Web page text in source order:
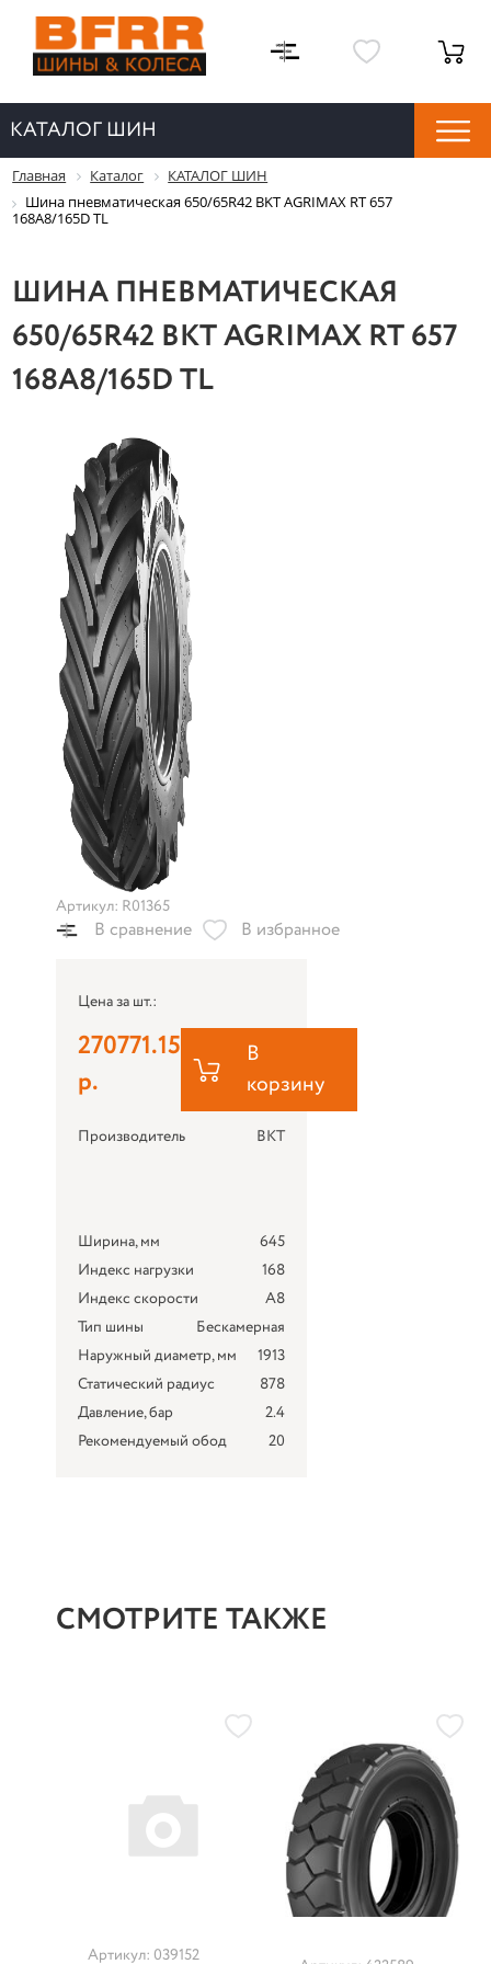
КАТАЛОГ ШИН
Главная Каталог
КАТАЛОГ ШИН
Шина пневматическая 650/65R42 BKT AGRIMAX RT 657
168A8/165D TL
ШИНА ПНЕВМАТИЧЕСКАЯ
650/65R42 BKT AGRIMAX RT 657
168A8/165D TL
Артикул: R01365
В сравнение В избранное
Цена за шт.:
270771.15
р.
В
корзину
Производитель BKT
Ширина, мм
645
Индекс нагрузки
168
Индекс скорости
A8
Тип шины
Бескамерная
Наружный диаметр, мм
1913
Статический радиус
878
Давление, бар
2.4
Рекомендуемый обод
20
СМОТРИТЕ ТАКЖЕ
Артикул: 039152